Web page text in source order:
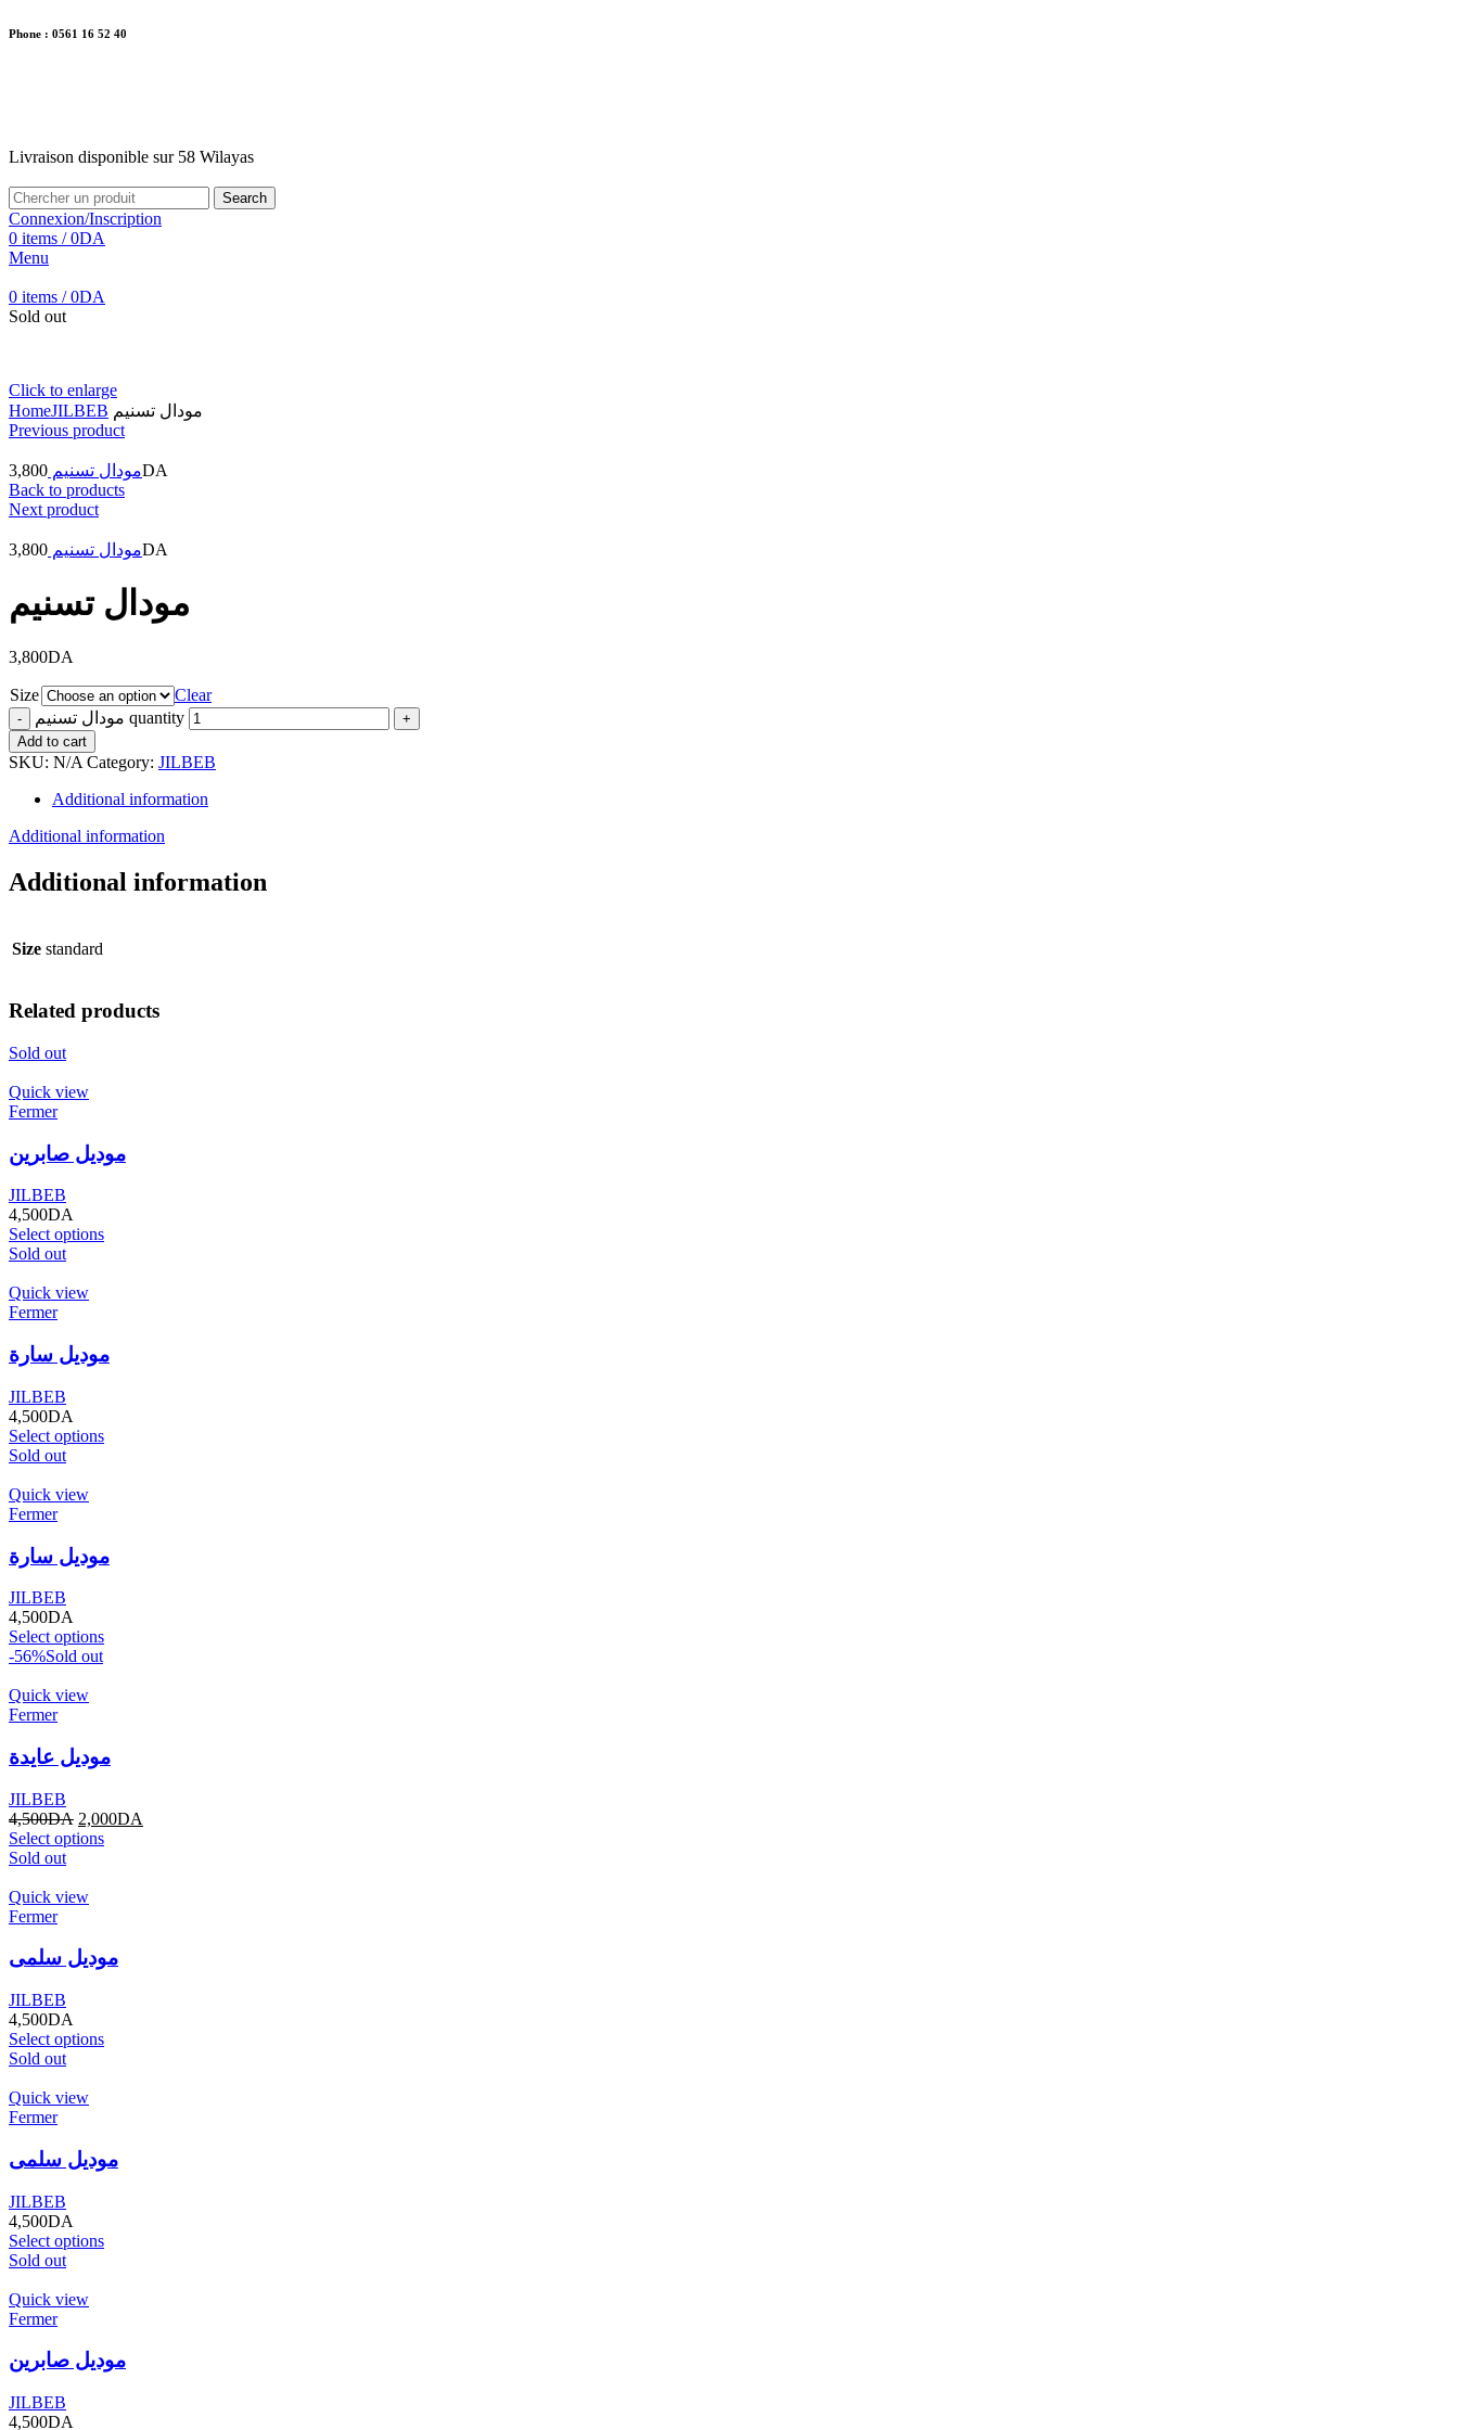
Phone : 0561 16 52 40
Livraison disponible sur 58 Wilayas
Search
Connexion/Inscription
0 items / 0DA
Menu
0 items / 0DA
Sold out
Click to enlarge
HomeJILBEB مودال تسنيم
Previous product
مودال تسنيم 3,800
DA
Back to products
Next product
مودال تسنيم 3,800 DA
مودال تسنيم
3,800DA
Size
Clear
مودال تسنيم quantity
Add to cart
SKU: N/A Category: JILBEB
Additional information
Additional information
Additional information
Size standard
Related products
Sold out
Quick view
Fermer
موديل صابرين
JILBEB
4,500DA
Select options
Sold out
Quick view
Fermer
موديل سارة
JILBEB
4,500DA
Select options
Sold out
Quick view
Fermer
موديل سارة
JILBEB
4,500DA
Select options
-56%Sold out
Quick view
Fermer
موديل عايدة
JILBEB
4,500DA 2,000DA
Select options
Sold out
Quick view
Fermer
موديل سلمى
JILBEB
4,500DA
Select options
Sold out
Quick view
Fermer
موديل سلمى
JILBEB
4,500DA
Select options
Sold out
Quick view
Fermer
موديل صابرين
JILBEB
4,500DA